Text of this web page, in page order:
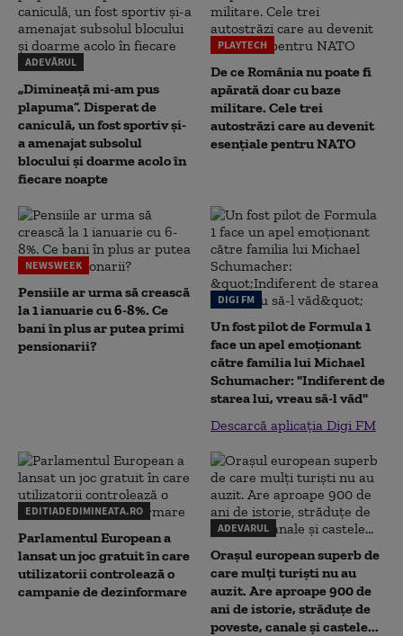
ADEVĂRUL
„Dimineață mi-am pus
plapuma”. Disperat de
caniculă, un fost sportiv și-
a amenajat subsolul
blocului și doarme acolo în
fiecare noapte
PLAYTECH
De ce România nu poate fi
apărată doar cu baze
militare. Cele trei
autostrăzi care au devenit
esențiale pentru NATO
NEWSWEEK
Pensiile ar urma să crească
la 1 ianuarie cu 6-8%. Ce
bani în plus ar putea primi
pensionarii?
DIGI FM
Un fost pilot de Formula 1
face un apel emoționant
către familia lui Michael
Schumacher: "Indiferent de
starea lui, vreau să-l văd"
Descarcă aplicația Digi FM
EDITIADEDIMINEATA.RO
Parlamentul European a
lansat un joc gratuit în care
utilizatorii controlează o
campanie de dezinformare
ADEVARUL
Orașul european superb de
care mulți turiști nu au
auzit. Are aproape 900 de
ani de istorie, străduțe de
poveste, canale și castele...